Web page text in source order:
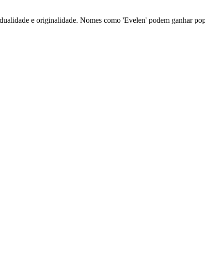
e originalidade. Nomes como 'Evelen' podem ganhar